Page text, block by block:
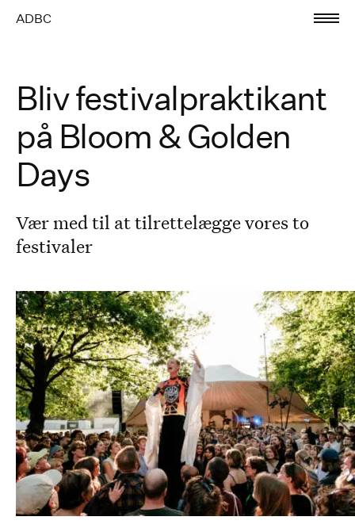
ADBC
Bliv festivalpraktikant
på Bloom & Golden
Days
Vær med til at tilrettelægge vores to
festivaler